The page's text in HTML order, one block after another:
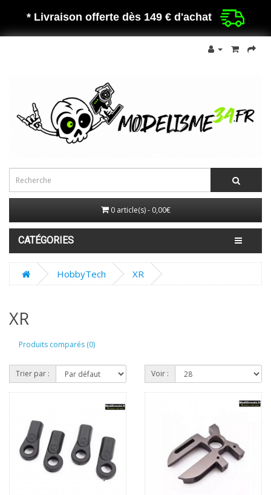
* Livraison offerte dès 149 € d'achat
0 article(s) - 0,00€
CATÉGORIES
HobbyTech XR
XR
Produits comparés (0)
Trier par : Voir :